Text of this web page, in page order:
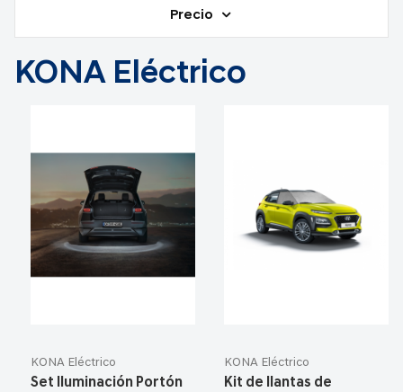
Precio
KONA Eléctrico
KONA Eléctrico
Set Iluminación Portón
KONA Eléctrico
Kit de llantas de